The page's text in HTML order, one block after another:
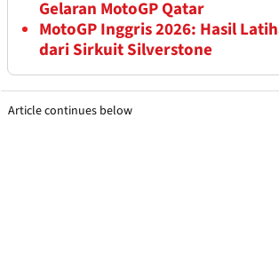
Gelaran MotoGP Qatar
MotoGP Inggris 2026: Hasil
dari Sirkuit Silverstone
Article continues below